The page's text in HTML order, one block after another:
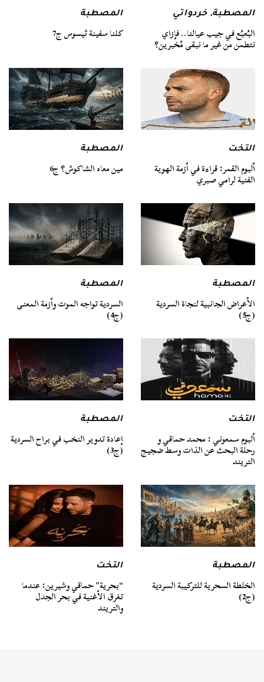
المصطبة,خردواتي
البُعبُع في جيب عيالنا.. فإزاي
نتطمن من غير ما نبقى مُخبرين؟
المصطبة
كلنا سفينة ثيسوس ج7
التخت
ألبوم القمر: قراءة في أزمة الهوية
الفنية لرامي صبري
المصطبة
مين معاه الشاكوش؟ ج6
المصطبة
الأعراض الجانبية لنجاة السردية
(ج5)
المصطبة
السردية تواجه الموت وأزمة المعنى
(ج4)
التخت
ألبوم سمعوني : محمد حماقي و
رحلة البحث عن الذات وسط ضجيج
التريند
المصطبة
إعادة تدوير النخب في براح السردية
(ج3)
المصطبة
الخلطة السحرية للتركيبة السردية
(ج2)
التخت
“بحرية” حماقي وشيرين: عندما
تغرق الأغنية في بحر الجدل
والتريند